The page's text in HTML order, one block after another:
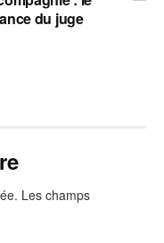
du juge
Les champs